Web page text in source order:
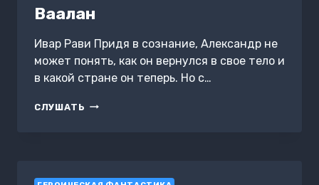
Ваалан
Ивар Рави Придя в сознание, Александр не
может понять, как он вернулся в свое тело и
в какой стране он теперь. Но с…
СЛУШАТЬ ВААЛАН